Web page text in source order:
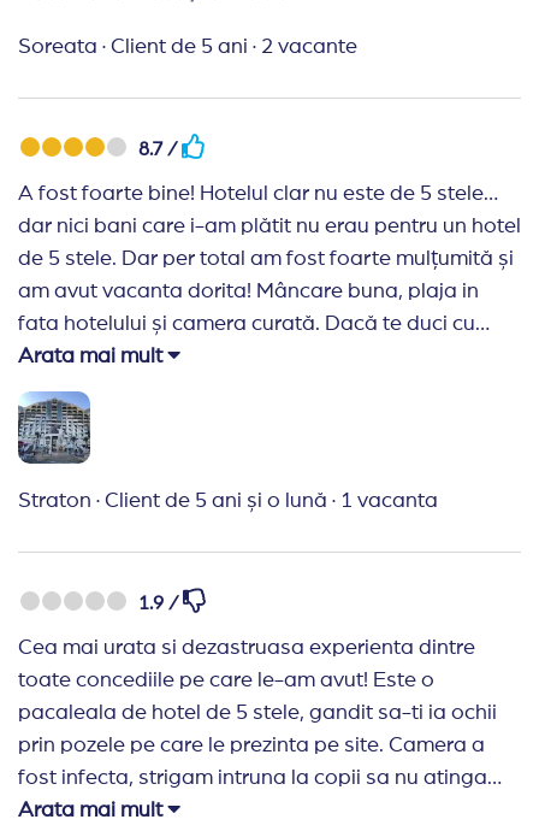
aceasta agentie
Soreata · Client de 5 ani · 2 vacante
8.7 /
A fost foarte bine! Hotelul clar nu este de 5 stele…
dar nici bani care i-am plătit nu erau pentru un hotel
de 5 stele. Dar per total am fost foarte mulțumită și
am avut vacanta dorita! Mâncare buna, plaja in
fata hotelului și camera curată. Dacă te duci cu
așteptări pentru un hotel de 3-4 stele… o sa fie o
vacanta faina!
Recomand Travelplanner:
Travelplanner!
Arata mai mult
Straton · Client de 5 ani și o lună · 1 vacanta
1.9 /
Cea mai urata si dezastruasa experienta dintre
toate concediile pe care le-am avut! Este o
pacaleala de hotel de 5 stele, gandit sa-ti ia ochii
prin pozele pe care le prezinta pe site. Camera a
fost infecta, strigam intruna la copii sa nu atinga
nimic, treptele de la piscina erau foarte murdare
Arata mai mult